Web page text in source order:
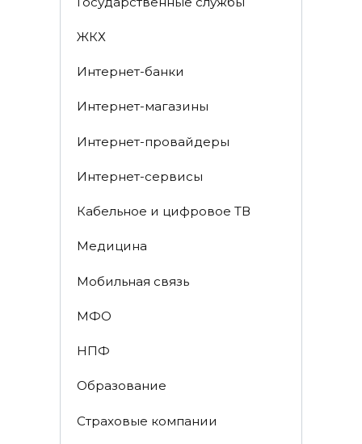
ЖКХ
Интернет-банки
Интернет-магазины
Интернет-провайдеры
Интернет-сервисы
Кабельное и цифровое ТВ
Медицина
Мобильная связь
МФО
НПФ
Образование
Страховые компании